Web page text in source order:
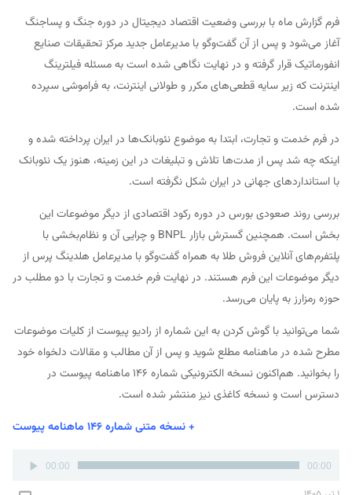
فرم گزارش ماه با بررسی وضعیت اقتصاد دیجیتال در دوره جنگ و پساجنگ
آغاز می‌شود و پس از آن گفت‌وگو با مدیرعامل جدید مرکز تحقیقات صنایع
انفورماتیک قرار گرفته و در نهایت نگاهی شده است به مسئله فیلترینگ
اینترنت که زیر سایه قطعی‌های مکرر و طولانی اینترنت، به فراموشی سپرده
شده است.
در فرم خدمت و تجارت، ابتدا به موضوع نئوبانک‌ها در ایران پرداخته شده و
اینکه چه شد پس از مدت‌ها تلاش و تبلیغات در این زمینه، هنوز یک نئوبانک
با استانداردهای جهانی در ایران شکل نگرفته است.
بررسی روند صعودی بورس در دوره رکود اقتصادی از دیگر موضوعات این
بخش است. همچنین گسترش بازار BNPL و چرایی آن و نظام‌بخشی با
پلتفرم‌های آنلاین فروش طلا به همراه گفت‌وگو با مدیرعامل هلدینگ پرس از
دیگر موضوعات این فرم هستند. در نهایت فرم خدمت و تجارت با دو مطلب در
حوزه رمزارز به پایان می‌رسد.
شما می‌توانید با گوش کردن به این شماره از رادیو پیوست از کلیات موضوعات
مطرح شده در ماهنامه مطلع شوید و پس از آن مطالب و مقالات دلخواه خود
را بخوانید. هم‌اکنون نسخه الکترونیکی شماره ۱۴۶ ماهنامه پیوست در
دسترس است و نسخه کاغذی نیز منتشر شده است.
+ نسخه متنی شماره ۱۴۶ ماهنامه پیوست
پخش‌کننده
00:00 00:00